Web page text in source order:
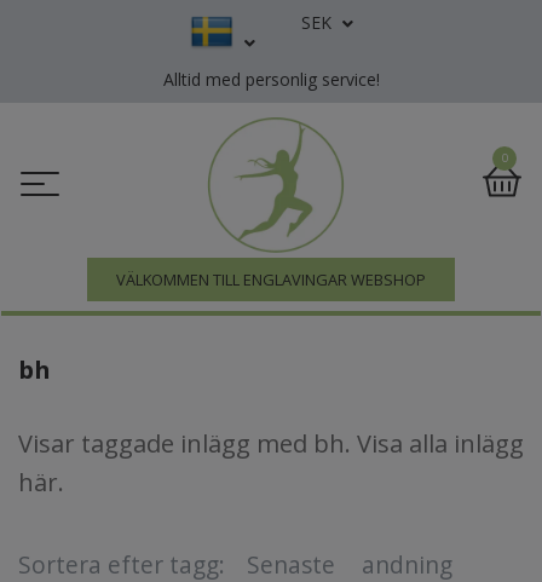
SEK
Alltid med personlig service!
VÄLKOMMEN TILL ENGLAVINGAR WEBSHOP
0
bh
Visar taggade inlägg med bh. Visa alla inlägg
här.
Sortera efter tagg: Senaste
andning